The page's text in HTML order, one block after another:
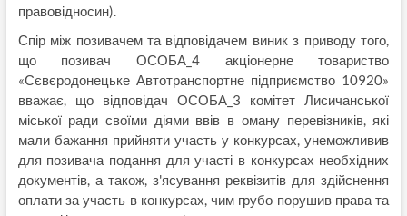
правовідносин).
Спір між позивачем та відповідачем виник з приводу того,
що позивач ОСОБА_4 акціонерне товариство
«Сєвєродонецьке Автотранспортне підприємство 10920»
вважає, що відповідач ОСОБА_3 комітет Лисичанської
міської ради своїми діями ввів в оману перевізників, які
мали бажання прийняти участь у конкурсах, унеможливив
для позивача подання для участі в конкурсах необхідних
документів, а також, з'ясування реквізитів для здійснення
оплати за участь в конкурсах, чим грубо порушив права та